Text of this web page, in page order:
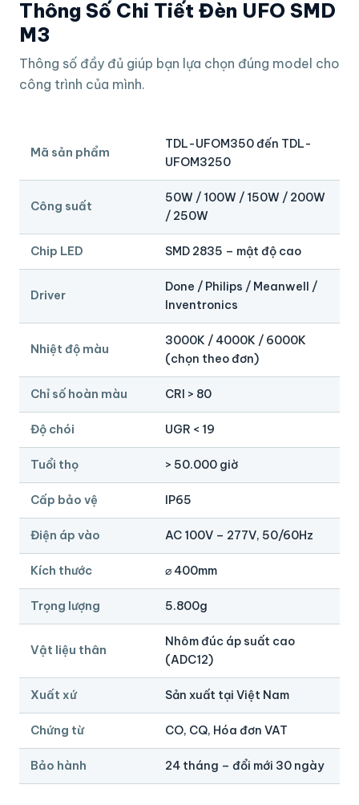
Thông Số Chi Tiết Đèn UFO SMD
M3
Thông số đầy đủ giúp bạn lựa chọn đúng model cho
công trình của mình.
Mã sản phẩm
TDL-UFOM350 đến TDL-
UFOM3250
Công suất
50W / 100W / 150W / 200W
/ 250W
Chip LED SMD 2835 – mật độ cao
Driver
Done / Philips / Meanwell /
Inventronics
Nhiệt độ màu
3000K / 4000K / 6000K
(chọn theo đơn)
Chỉ số hoàn màu CRI > 80
Độ chói UGR < 19
Tuổi thọ > 50.000 giờ
Cấp bảo vệ IP65
Điện áp vào AC 100V – 277V, 50/60Hz
Kích thước ⌀ 400mm
Trọng lượng 5.800g
Vật liệu thân
Nhôm đúc áp suất cao
(ADC12)
Xuất xứ Sản xuất tại Việt Nam
Chứng từ CO, CQ, Hóa đơn VAT
Bảo hành 24 tháng – đổi mới 30 ngày